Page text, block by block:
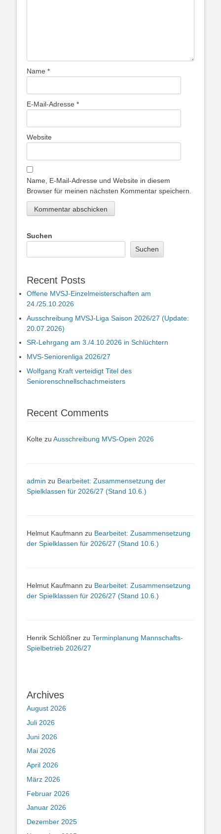
Name *
E-Mail-Adresse *
Website
Name, E-Mail-Adresse und Website in diesem
Browser für meinen nächsten Kommentar speichern.
Suchen
Suchen
Recent Posts
Offene MVSJ-Einzelmeisterschaften am
24./25.10.2026
Ausschreibung MVSJ-Liga Saison 2026/27 (Update:
20.07.2026)
SR-Lehrgang am 3./4.10.2026 in Schlüchtern
MVS-Seniorenliga 2026/27
Wolfgang Kraft verteidigt Titel des
Seniorenschnellschachmeisters
Recent Comments
Kolte zu Ausschreibung MVS-Open 2026
admin zu Bearbeitet: Zusammensetzung der
Spielklassen für 2026/27 (Stand 10.6.)
Helmut Kaufmann zu Bearbeitet: Zusammensetzung
der Spielklassen für 2026/27 (Stand 10.6.)
Helmut Kaufmann zu Bearbeitet: Zusammensetzung
der Spielklassen für 2026/27 (Stand 10.6.)
Henrik Schlößner zu Terminplanung Mannschafts-
Spielbetrieb 2026/27
Archives
August 2026
Juli 2026
Juni 2026
Mai 2026
April 2026
März 2026
Februar 2026
Januar 2026
Dezember 2025